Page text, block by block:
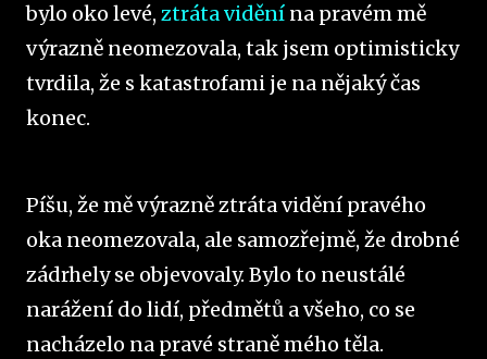
bylo oko levé, ztráta vidění na pravém mě
výrazně neomezovala, tak jsem optimisticky
tvrdila, že s katastrofami je na nějaký čas
konec.
Píšu, že mě výrazně ztráta vidění pravého
oka neomezovala, ale samozřejmě, že drobné
zádrhely se objevovaly. Bylo to neustálé
narážení do lidí, předmětů a všeho, co se
nacházelo na pravé straně mého těla.